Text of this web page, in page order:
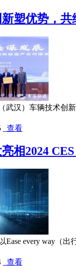
塑优势，共
武汉）车辆技术创
查看
相2024
Ease every way（
查看